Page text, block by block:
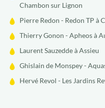
Chambon sur Lignon
Pierre Redon - Redon TP à
Thierry Gonon - Apheos à
Laurent Sauzedde à Assieu
Ghislain de Monspey -
Hervé Revol - Les Jardins